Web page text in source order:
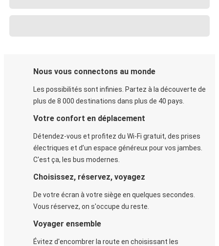
Nous vous connectons au monde
Les possibilités sont infinies. Partez à la découverte de
plus de 8 000 destinations dans plus de 40 pays.
Votre confort en déplacement
Détendez-vous et profitez du Wi-Fi gratuit, des prises
électriques et d’un espace généreux pour vos jambes.
C'est ça, les bus modernes.
Choisissez, réservez, voyagez
De votre écran à votre siège en quelques secondes.
Vous réservez, on s'occupe du reste.
Voyager ensemble
Évitez d'encombrer la route en choisissant les